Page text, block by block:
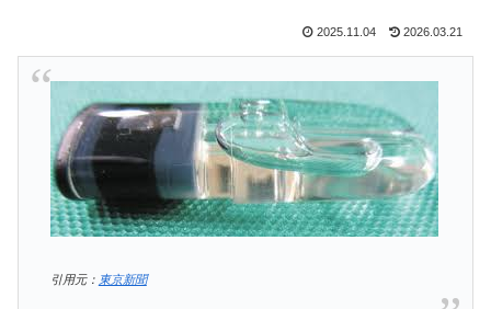
2025.11.04 2026.03.21
引用元： 東京新聞